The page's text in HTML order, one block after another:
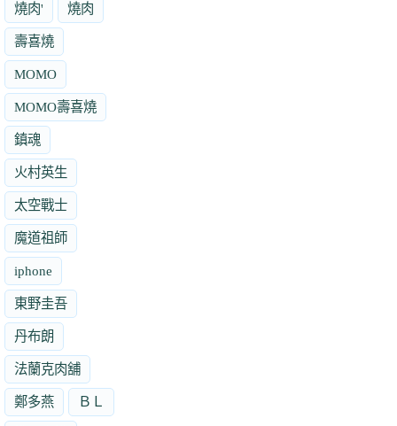
燒肉' 燒肉
壽喜燒
MOMO
MOMO壽喜燒
鎮魂
火村英生
太空戰士
魔道祖師
iphone
東野圭吾
丹布朗
法蘭克肉舖
鄭多燕 ＢＬ